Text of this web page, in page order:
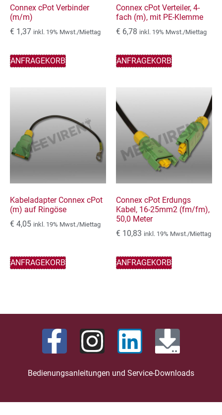
Connex cPot Verbinder
(m/m)
€ 1,37 inkl. 19% Mwst./Miettag
ANFRAGEKORB
Connex cPot Verteiler, 4-
fach (m), mit PE-Klemme
€ 6,78 inkl. 19% Mwst./Miettag
ANFRAGEKORB
Kabeladapter Connex cPot
(m) auf Ringöse
€ 4,05 inkl. 19% Mwst./Miettag
ANFRAGEKORB
Connex cPot Erdungs
Kabel, 16-25mm2 (fm/fm),
50,0 Meter
€ 10,83 inkl. 19% Mwst./Miettag
ANFRAGEKORB
Bedienungsanleitungen und Service-Downloads